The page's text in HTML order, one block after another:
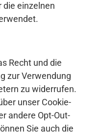
die einzelnen
Recht und die
zur Verwendung
zu widerrufen.
unser Cookie-
andere Opt-Out-
Sie auch die